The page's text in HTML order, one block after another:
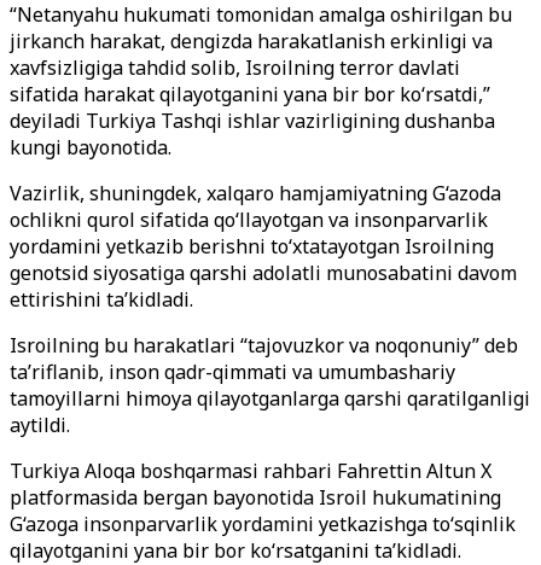
“Netanyahu hukumati tomonidan amalga oshirilgan bu
jirkanch harakat, dengizda harakatlanish erkinligi va
xavfsizligiga tahdid solib, Isroilning terror davlati
sifatida harakat qilayotganini yana bir bor ko‘rsatdi,”
deyiladi Turkiya Tashqi ishlar vazirligining dushanba
kungi bayonotida.
Vazirlik, shuningdek, xalqaro hamjamiyatning G‘azoda
ochlikni qurol sifatida qo‘llayotgan va insonparvarlik
yordamini yetkazib berishni to‘xtatayotgan Isroilning
genotsid siyosatiga qarshi adolatli munosabatini davom
ettirishini ta’kidladi.
Isroilning bu harakatlari “tajovuzkor va noqonuniy” deb
ta’riflanib, inson qadr-qimmati va umumbashariy
tamoyillarni himoya qilayotganlarga qarshi qaratilganligi
aytildi.
Turkiya Aloqa boshqarmasi rahbari Fahrettin Altun X
platformasida bergan bayonotida Isroil hukumatining
G‘azoga insonparvarlik yordamini yetkazishga to‘sqinlik
qilayotganini yana bir bor ko‘rsatganini ta’kidladi.